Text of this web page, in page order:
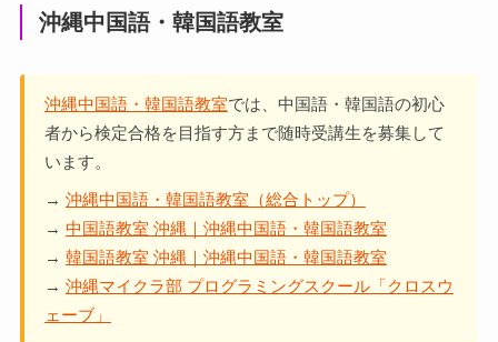
沖縄中国語・韓国語教室
沖縄中国語・韓国語教室では、中国語・韓国語の初心
者から検定合格を目指す方まで随時受講生を募集して
います。
→ 沖縄中国語・韓国語教室（総合トップ）
→ 中国語教室 沖縄｜沖縄中国語・韓国語教室
→ 韓国語教室 沖縄｜沖縄中国語・韓国語教室
→ 沖縄マイクラ部 プログラミングスクール「クロスウ
ェーブ」